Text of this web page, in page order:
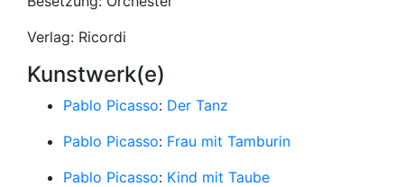
Verlag: Ricordi
Kunstwerk(e)
Pablo Picasso: Der Tanz
Pablo Picasso: Frau mit Tamburin
Pablo Picasso: Kind mit Taube